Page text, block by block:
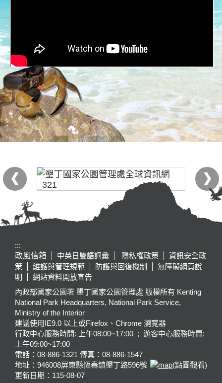
:::
政風信箱
中英日雙語詞彙 隱私權政策
資訊安全政
策
維護與管理規範 防護與回復機制
無障礙網頁說
明
網站資料開放宣告
內政部國家公園署 墾丁國家公園管理處 版權所有 Kenting
National Park Headquarters, National Park Service,
Ministry of the Interior
建議使用IE9.0 以上或Firefox、Chrome 瀏覽器
行政中心服務時間: 上午08:00~17:00 ; 遊客中心服務時間:
上午09:00~17:00
電話：08-886-1321 傳真：08-886-1547
地址：946008屏東縣恆春鎮墾丁路596號
(點圖觀看)
更新日期： 115-08-07